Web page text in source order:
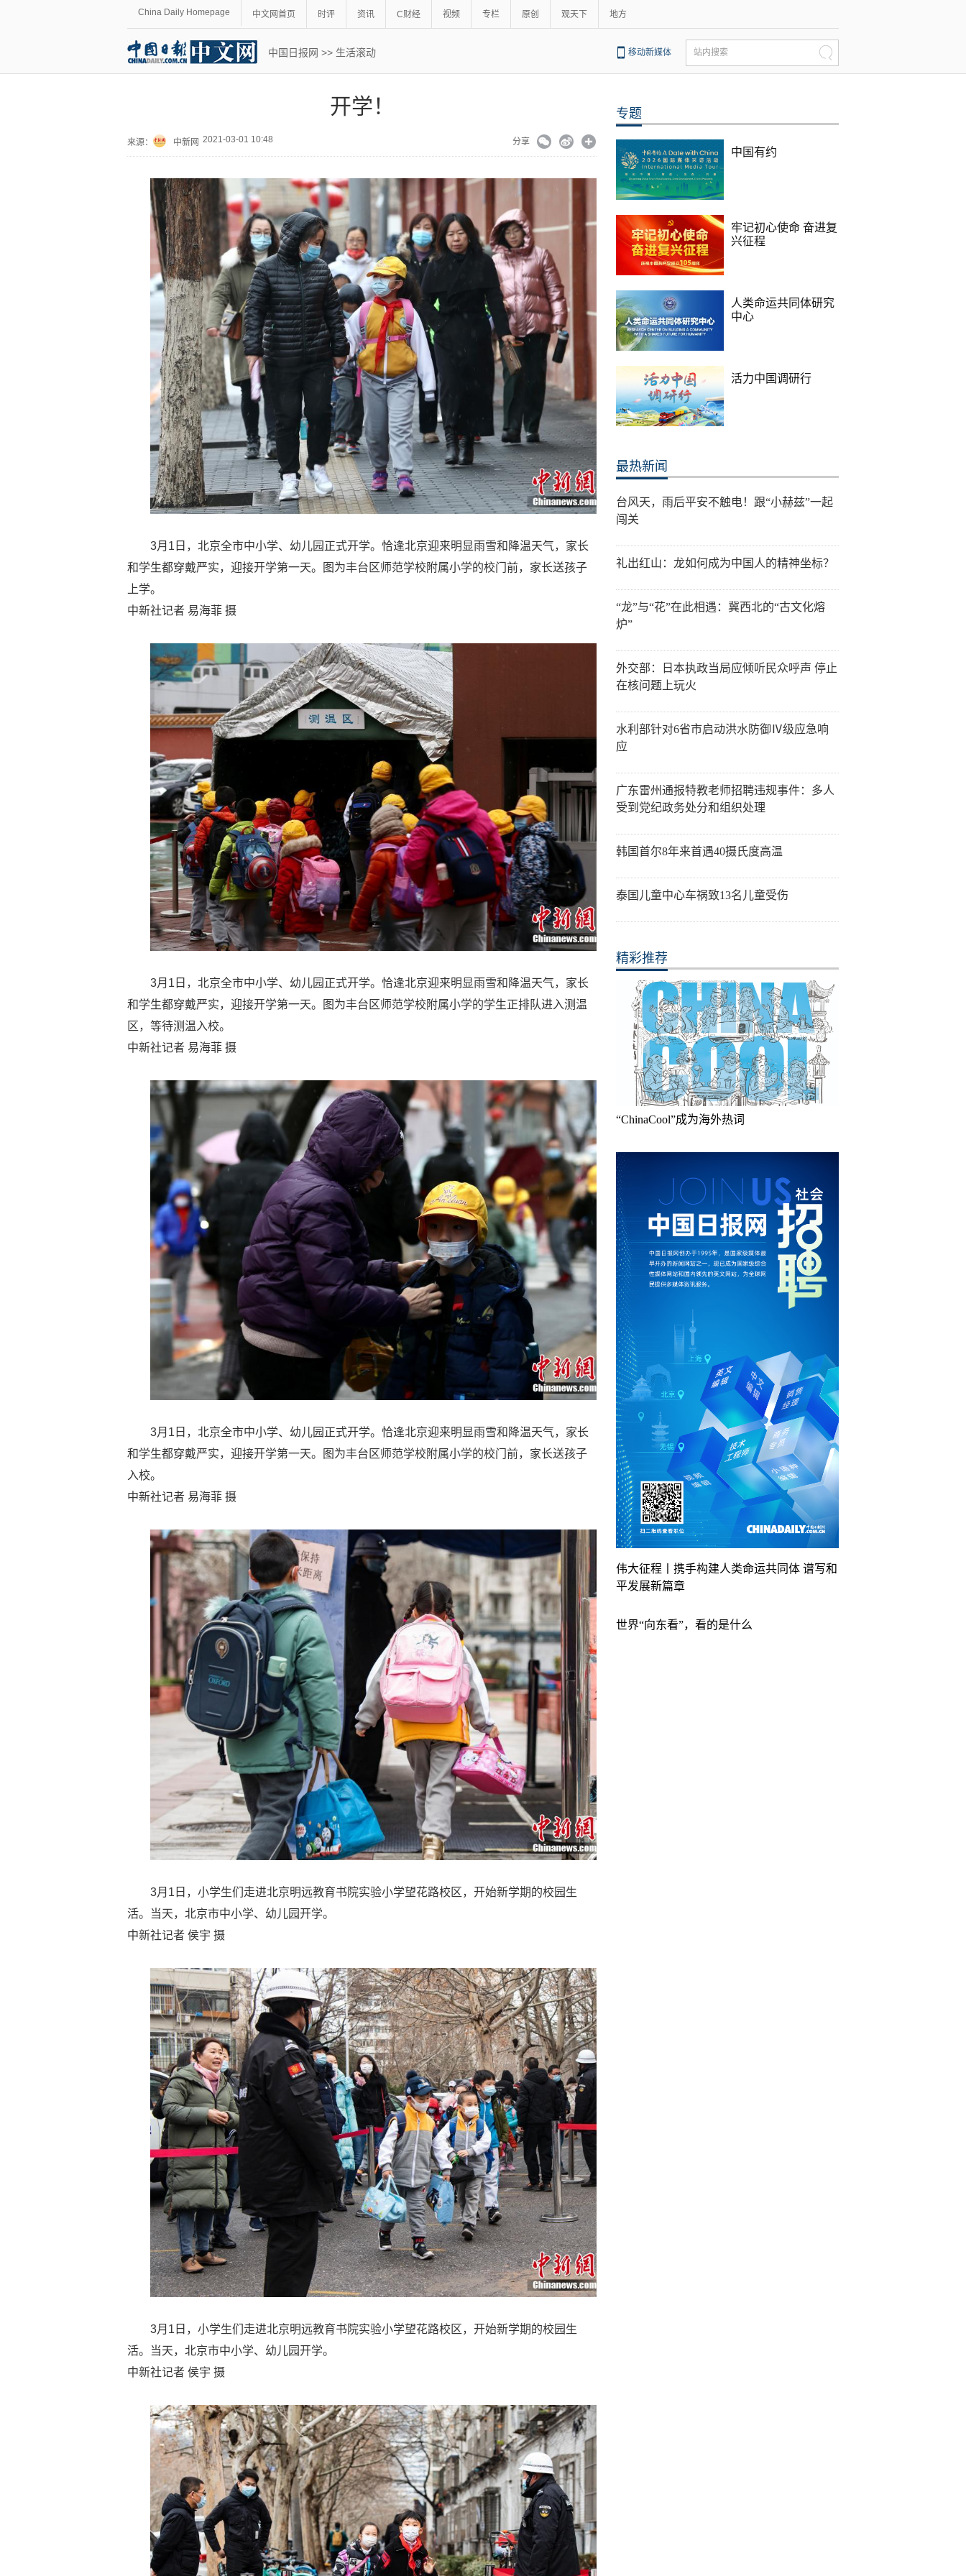
China Daily Homepage 中文网首页 时评 资讯 C财经 视频 专栏 原创 观天下 地方
中国日报网 >> 生活滚动 移动新媒体 站内搜索
开学！
来源： 中新网 2021-03-01 10:48 分享
3月1日，北京全市中小学、幼儿园正式开学。恰逢北京迎来明显雨雪和降温天气，家长
和学生都穿戴严实，迎接开学第一天。图为丰台区师范学校附属小学的校门前，家长送孩子
上学。
中新社记者 易海菲 摄
3月1日，北京全市中小学、幼儿园正式开学。恰逢北京迎来明显雨雪和降温天气，家长
和学生都穿戴严实，迎接开学第一天。图为丰台区师范学校附属小学的学生正排队进入测温
区，等待测温入校。
中新社记者 易海菲 摄
3月1日，北京全市中小学、幼儿园正式开学。恰逢北京迎来明显雨雪和降温天气，家长
和学生都穿戴严实，迎接开学第一天。图为丰台区师范学校附属小学的校门前，家长送孩子
入校。
中新社记者 易海菲 摄
3月1日，小学生们走进北京明远教育书院实验小学望花路校区，开始新学期的校园生
活。当天，北京市中小学、幼儿园开学。
中新社记者 侯宇 摄
3月1日，小学生们走进北京明远教育书院实验小学望花路校区，开始新学期的校园生
活。当天，北京市中小学、幼儿园开学。
中新社记者 侯宇 摄
专题
中国有约
牢记初心使命 奋进复
兴征程
人类命运共同体研究
中心
活力中国调研行
最热新闻
台风天，雨后平安不触电！跟“小赫兹”一起
闯关
礼出红山：龙如何成为中国人的精神坐标？
“龙”与“花”在此相遇：冀西北的“古文化熔
炉”
外交部：日本执政当局应倾听民众呼声 停止
在核问题上玩火
水利部针对6省市启动洪水防御Ⅳ级应急响
应
广东雷州通报特教老师招聘违规事件：多人
受到党纪政务处分和组织处理
韩国首尔8年来首遇40摄氏度高温
泰国儿童中心车祸致13名儿童受伤
精彩推荐
“ChinaCool”成为海外热词
伟大征程丨携手构建人类命运共同体 谱写和
平发展新篇章
世界“向东看”，看的是什么